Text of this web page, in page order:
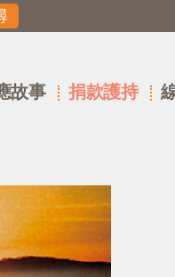
故事 捐款護持